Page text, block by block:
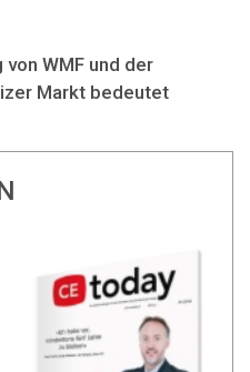
WMF und der
Markt bedeutet